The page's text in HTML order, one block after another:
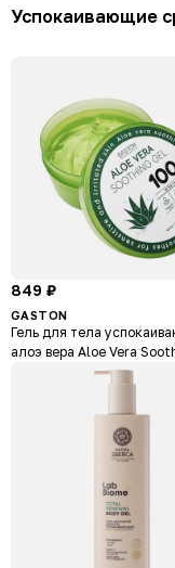
Успокаивающие
849 ₽
GASTON
Гель для тела
алоэ вера Aloe Vera